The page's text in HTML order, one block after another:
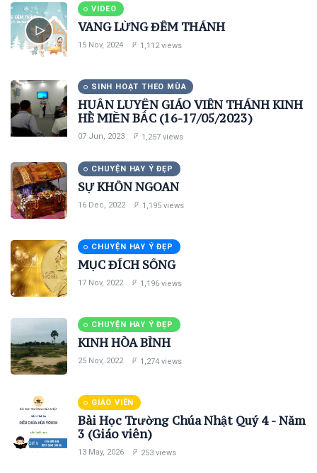
VIDEO
VANG LỪNG ĐÊM THÁNH
15 Nov, 2024 1,112 views
SINH HOẠT THEO MÙA
HUẤN LUYỆN GIÁO VIÊN THÁNH KINH
HÈ MIỀN BẮC (16-17/05/2023)
07 Jun, 2023 1,257 views
CHUYỆN HAY Ý ĐẸP
SỰ KHÔN NGOAN
16 Dec, 2022 1,195 views
CHUYỆN HAY Ý ĐẸP
MỤC ĐÍCH SỐNG
17 Nov, 2022 1,196 views
CHUYỆN HAY Ý ĐẸP
KINH HÒA BÌNH
25 Nov, 2022 1,274 views
GIÁO VIÊN
Bài Học Trường Chúa Nhật Quý 4 - Năm
3 (Giáo viên)
13 May, 2026 253 views